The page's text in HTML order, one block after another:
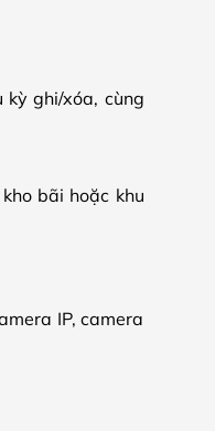
kỳ ghi/xóa, cùng
bãi hoặc khu
IP, camera